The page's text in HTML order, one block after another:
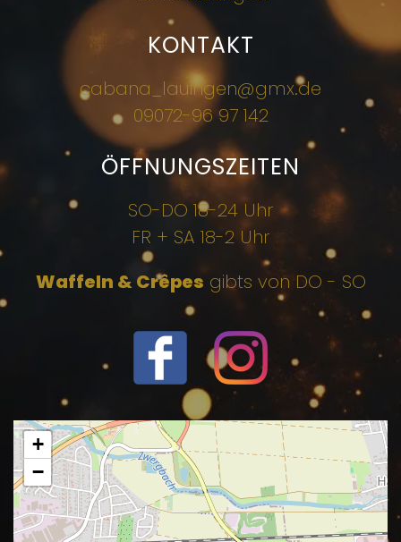
KONTAKT
cabana_lauingen@gmx.de
09072-96 97 142
ÖFFNUNGSZEITEN
SO-DO 18-24 Uhr
FR + SA 18-2 Uhr
Waffeln & Crêpes gibts von DO - SO
+
−